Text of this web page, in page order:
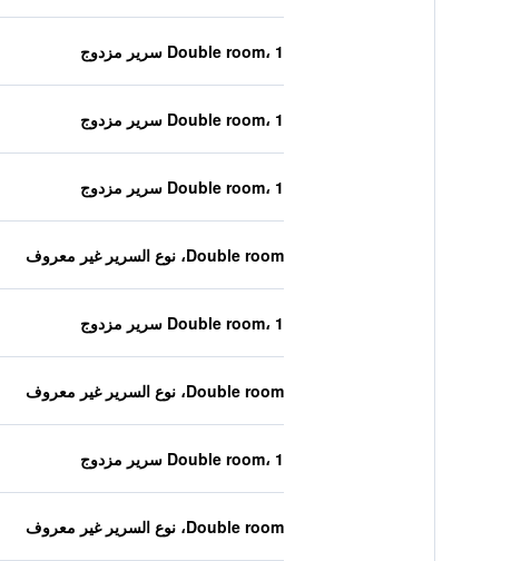
Double room، 1 سرير مزدوج
Double room، 1 سرير مزدوج
Double room، 1 سرير مزدوج
Double room، نوع السرير غير معروف
Double room، 1 سرير مزدوج
Double room، نوع السرير غير معروف
Double room، 1 سرير مزدوج
Double room، نوع السرير غير معروف